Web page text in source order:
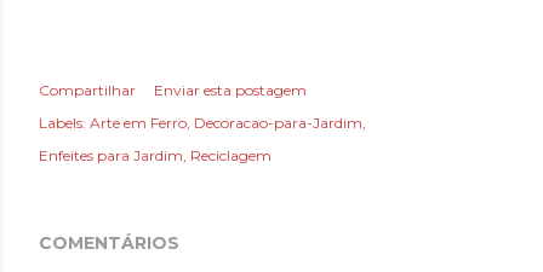
Compartilhar
Enviar esta postagem
Labels: Arte em Ferro Decoracao-para-Jardim
Enfeites para Jardim Reciclagem
COMENTÁRIOS